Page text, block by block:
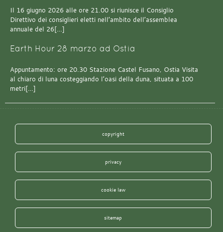
Il 16 giugno 2026 alle ore 21.00 si riunisce il Consiglio
Direttivo dei consiglieri eletti nell’ambito dell’assemblea
annuale del 26[…]
Earth Hour 28 marzo ad Ostia
Appuntamento: ore 20.30 Stazione Castel Fusano, Ostia Visita
al chiaro di luna costeggiando l’oasi della duna, situata a 100
metri[…]
copyright
privacy
cookie law
sitemap